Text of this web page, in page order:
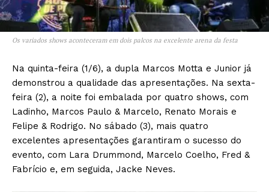
Os variados shows aconteceram em dois palcos na excelente arena da festa
Na quinta-feira (1/6), a dupla Marcos Motta e Junior já
demonstrou a qualidade das apresentações. Na sexta-
feira (2), a noite foi embalada por quatro shows, com
Ladinho, Marcos Paulo & Marcelo, Renato Morais e
Felipe & Rodrigo. No sábado (3), mais quatro
excelentes apresentações garantiram o sucesso do
evento, com Lara Drummond, Marcelo Coelho, Fred &
Fabrício e, em seguida, Jacke Neves.